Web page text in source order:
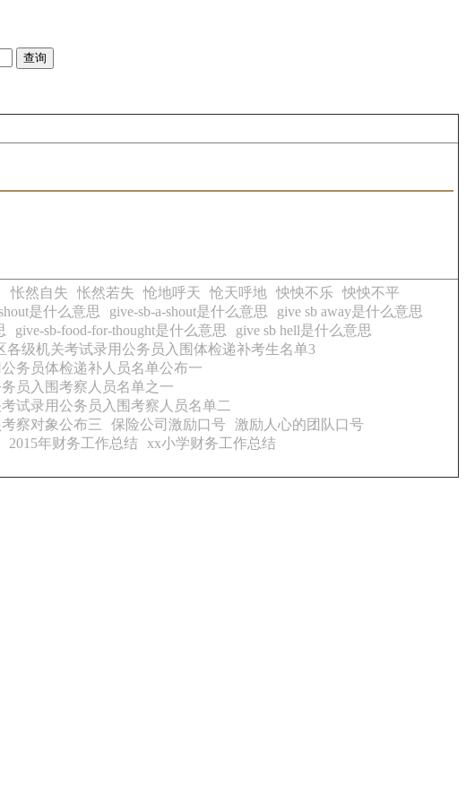
怅然自失 怅然若失 怆地呼天 怆天呼地 怏怏不乐
怏怏不平
是什么意思 give-sb-a-shout是什么意思
give sb away是什么意思
give-sb-food-for-thought是什么意思
give sb hell是什么意思
各级机关考试录用公务员入围体检递补考生名单3
务员体检递补人员名单公布一
员入围考察人员名单之一
试录用公务员入围考察人员名单二
察对象公布三 保险公司激励口号 激励人心的团队口号
2015年财务工作总结
xx小学财务工作总结